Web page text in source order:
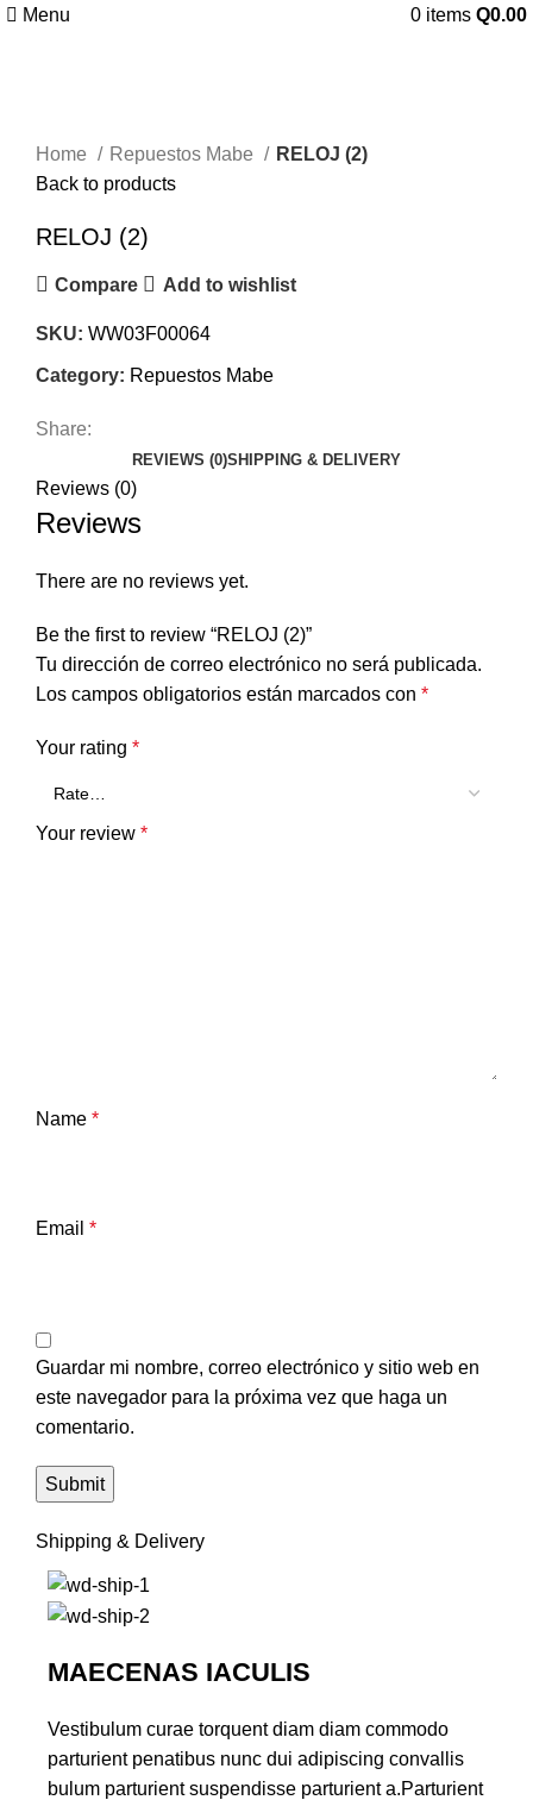
Menu 0 items Q0.00
Home
Repuestos Mabe
RELOJ (2)
Back to products
RELOJ (2)
Compare Add to wishlist
SKU: WW03F00064
Category: Repuestos Mabe
Share:
REVIEWS (0)SHIPPING & DELIVERY
Reviews (0)
Reviews
There are no reviews yet.
Be the first to review “RELOJ (2)”
Tu dirección de correo electrónico no será publicada.
Los campos obligatorios están marcados con *
Your rating *
Your review *
Name *
Email *
Guardar mi nombre, correo electrónico y sitio web en
este navegador para la próxima vez que haga un
comentario.
Shipping & Delivery
MAECENAS IACULIS
Vestibulum curae torquent diam diam commodo
parturient penatibus nunc dui adipiscing convallis
bulum parturient suspendisse parturient a.Parturient